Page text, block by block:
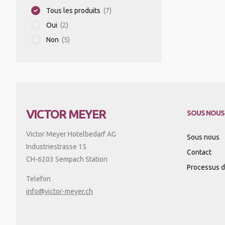
APPAREILS DE MISE SOUS VIDE
BALANCES
Tous les produits (7)
Oui (2)
Non (5)
SOUS NOUS
Sous nous
Contact
Processus
VICTOR MEYER
Victor Meyer Hotelbedarf AG
Industriestrasse 15
CH-6203 Sempach Station
Telefon
info@victor-meyer.ch